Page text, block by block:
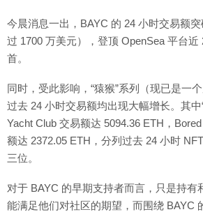
今晨消息一出，BAYC 的 24 小时交易额
过 1700 万美元），登顶 OpenSea 平台
首。
同时，受此影响，“猿猴”系列（现已是一
过去 24 小时交易额均出现大幅增长。其中
Yacht Club 交易额达 5094.36 ETH，
额达 2372.05 ETH，分列过去 24 小时
三位。
对于 BAYC 的早期支持者而言，只是持有
能满足他们对社区的期望，而围绕 BAYC